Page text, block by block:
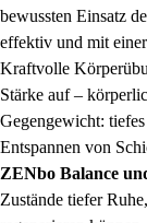
bewussten Einsatz
effektiv und mit
Kraftvolle
Stärke auf –
Gegengewicht:
Entspannen von
ZENbo Balance
Zustände tiefer